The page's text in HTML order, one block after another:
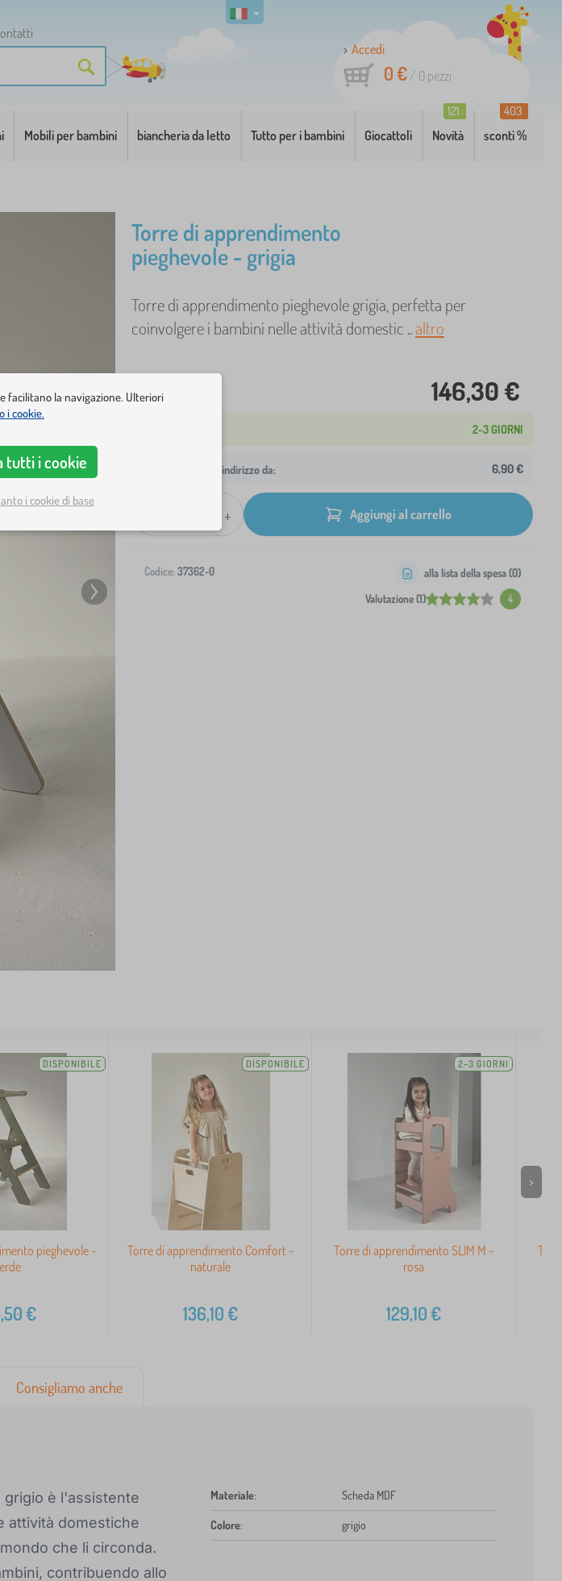
Accedi
0 €/ 0 pezzi
Mobili per bambini biancheria da letto Tutto per i bambini Giocattoli Novità
121
sconti %
403
Torre di apprendimento
pieghevole - grigia
Torre di apprendimento pieghevole grigia, perfetta per
coinvolgere i bambini nelle attività domestic ..altro
146,30 €
2-3 GIORNI
Spedizione al tuo indirizzo da: 6,90 €
+ Aggiungi al carrello
Codice: 37362-0
Valutazione (1) 4
alla lista della spesa (0)
DISPONIBILE
pieghevole -
€
DISPONIBILE
Torre di apprendimento Comfort -
naturale
136,10€
2-3 GIORNI
Torre di apprendimento SLIM M -
rosa
129,10€
>
Consigliamo anche
è l'assistente
attività domestiche
che li circonda.
contribuendo allo
Materiale: Scheda MDF
Colore: grigio
facilitano la navigazione. Ulteriori
i cookie.
tutti i cookie
i cookie di base